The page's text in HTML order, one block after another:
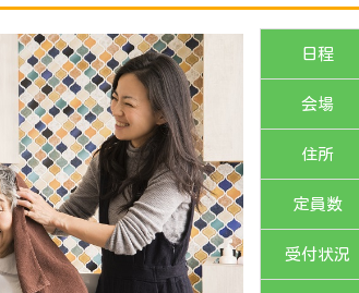
日程
会場
住所
定員数
受付状況